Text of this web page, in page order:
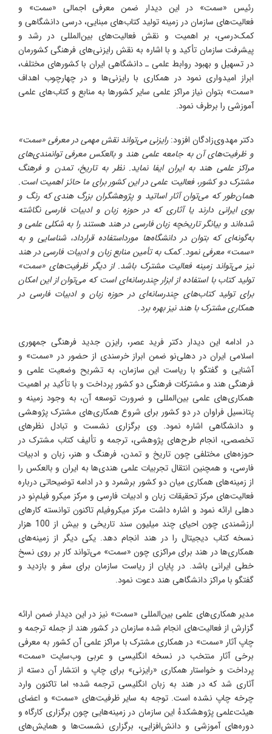
رئیس «سمت» در این دیدار ضمن معرفی اجمالی «سمت» و
فعالیت‌های سازمان در زمینه تولید کتاب‌های مبنایی، درسی دانشگاهی و
کمک‌درسی، بر اهمیت و نقش فعالیت‌های بین‌المللی در رشد و
پیشرفت سازمان تأکید و با اشاره به نقش رایزنی‌های فرهنگی کشورمان
در تسهیل و بهبود روابط علمی ـ دانشگاهی ایران با کشورهای مختلف،
ابراز امیدواری نمود در همکاری با رایزنی‌ها و در چهارچوب اهداف
«سمت» بتوان نیاز مراکز علمی سایر کشورها به منابع و کتاب‌های علمی
آموزشی را برطرف نمود.
دکتر مهدوی‌زادگان افزود: رایزنی می‌تواند نقش مهمی در معرفی «سمت»
و ظرفیت‌های آن به جامعه علمی هند و بالعکس معرفی توانمندی‌های
مراکز علمی هند به ایران ایفا نماید. نظر به تاریخ، تمدن و فرهنگ
مشترک دو کشور، فعالیت علمی در این کشور برای ما حائز اهمیت است.
همان‌طور که می‌توان آثار اساتید و پژوهشگران بزرگ هندی که رنگ و
بوی ایرانی دارند یا آثاری که در حوزه زبان و ادبیات فارسی نگاشته
شده‌اند و بیانگر تاریخچه زبان فارسی در هند هستند را به شکلی علمی و
به‌گونه‌ای که بتوان در دانشگاه‌ها مورداستفاده قرارداد، شناسایی و به
«سمت» معرفی نمود. کمک به تأمین منابع زبان و ادبیات فارسی در هند
نیز می‌تواند زمینه فعالیت مشترک باشد. از دیگر ظرفیت‌های «سمت»
تولید کتاب با استفاده از ابزار چندرسانه‌ای است که می‌توان از این امکان
برای تولید کتاب‌های چندرسانه‌ای در حوزه زبان و ادبیات فارسی در
همکاری مشترک با هند نیز بهره برد.
در ادامه این دیدار دکتر فرید عصر، رایزن جدید فرهنگی جمهوری
اسلامی ایران در دهلی‌نو ضمن ابراز خرسندی از حضور در «سمت» و
آشنایی و گفتگو با ریاست این سازمان، به تشریح وضعیت علمی و
فرهنگی هند و مشترکات فرهنگی دو کشور پرداخت و با تأکید بر اهمیت
همکاری‌های علمی بین‌المللی و ضرورت توسعه آن، به وجود زمینه و
پتانسیل فراوان در دو کشور برای شروع همکاری‌های مشترک پژوهشی
و دانشگاهی اشاره نمود. وی برگزاری نشست و تبادل نظرهای
تخصصی، انجام طرح‌های پژوهشی، ترجمه و تألیف کتاب مشترک در
حوزه‌های مختلفی چون تاریخ و تمدن، فرهنگ و هنر، زبان و ادبیات
فارسی، و همچنین انتقال تجربیات علمی هندی‌ها به ایران و بالعکس را
از زمینه‌های همکاری میان دو کشور برشمرد و در ادامه توضیحاتی درباره
فعالیت‌های مرکز تحقیقات زبان و ادبیات فارسی و مرکز میکرو فیلم‌نو در
دهلی ارائه نمود و اشاره داشت مرکز میکروفیلم تاکنون توانسته کارهای
ارزشمندی چون احیای چند میلیون سند تاریخی و بیش از 100 هزار
نسخه کتاب دیجیتال را در هند انجام دهد. یکی دیگر از زمینه‌های
همکاری‌ها در هند برای مراکزی چون «سمت» می‌تواند کار بر روی نسخ
خطی ایرانی باشد. در پایان از ریاست سازمان برای سفر و بازدید و
گفتگو با مراکز دانشگاهی هند دعوت نمود.
مدیر همکاری‌های علمی بین‌المللی «سمت» نیز در این دیدار ضمن ارائه
گزارش از فعالیت‌های انجام شده سازمان در کشور هند از جمله ترجمه و
چاپ آثار «سمت» در همکاری مشترک با مراکز علمی آن کشور به معرفی
برخی آثار منتخب در نسخه انگلیسی و عربی وب‌سایت «سمت»
پرداخت و خواستار همکاری «رایزنی» برای چاپ و انتشار آن دسته از
آثاری شد که در هند به زبان انگلیسی ترجمه شده؛ اما تاکنون وارد
چرخه چاپ نشده است. توجه به سایر ظرفیت‌های «سمت» و اعضای
هیئت‌علمی پژوهشکدهٔ این سازمان در زمینه‌هایی چون برگزاری کارگاه و
دوره‌های آموزشی و دانش‌افزایی، برگزاری نشست‌ها و همایش‌های